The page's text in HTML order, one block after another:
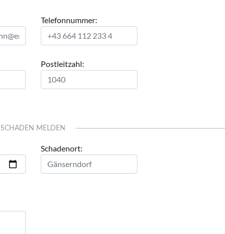
Telefonnummer:
Postleitzahl:
SCHADEN MELDEN
Schadenort: